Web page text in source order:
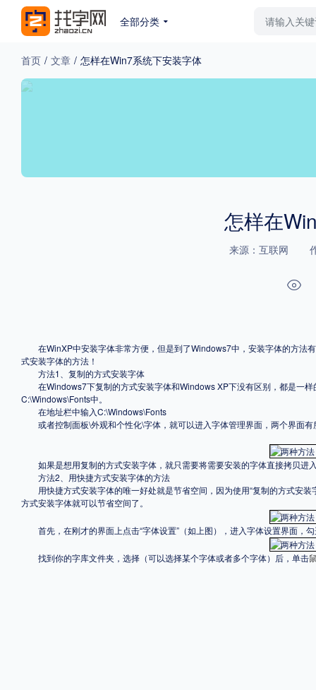
全部分类
最新字体
外观
格式
.TTF .OTF
地区
中国大陆 中国港澳台 更多
首页 / 文章 / 怎样在Win7系统下安装字体
怎样在
来源：互联网
在WinXP中安装字体非常方便，但是到了Windows7中，安装字体的方法
式安装字体的方法！
方法1、复制的方式安装字体
在Windows7下复制的方式安装字体和Windows XP下没有区别，都是一样
C:\Windows\Fonts中。
在地址栏中输入C:\Windows\Fonts
或者控制面板\外观和个性化\字体，就可以进入字体管理界面，两个界面有
如果是想用复制的方式安装字体，就只需要将需要安装的字体直接拷贝进
方法2、用快捷方式安装字体的方法
用快捷方式安装字体的唯一好处就是节省空间，因为使用“复制的方式安装
方式安装字体就可以节省空间了。
首先，在刚才的界面上点击“字体设置”（如上图），进入字体设置界面，勾
找到你的字库文件夹，选择（可以选择某个字体或者多个字体）后，单击